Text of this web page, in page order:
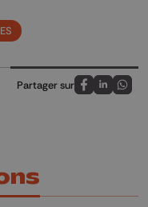
Partager sur
Partagez sur
Partagez